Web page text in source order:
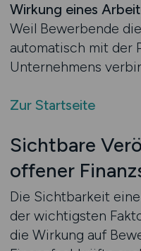
Wirkung eines
Weil Bewerbende
automatisch mit der
Unternehmens
Zur Startseite
Sichtbare
offener
Die Sichtbarkeit
der wichtigsten
die Wirkung auf